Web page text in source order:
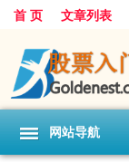
首 页 文章列表
网站导航